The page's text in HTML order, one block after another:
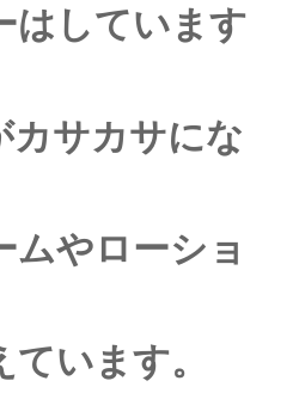
はしています
カサカサにな
ムやローショ
います。